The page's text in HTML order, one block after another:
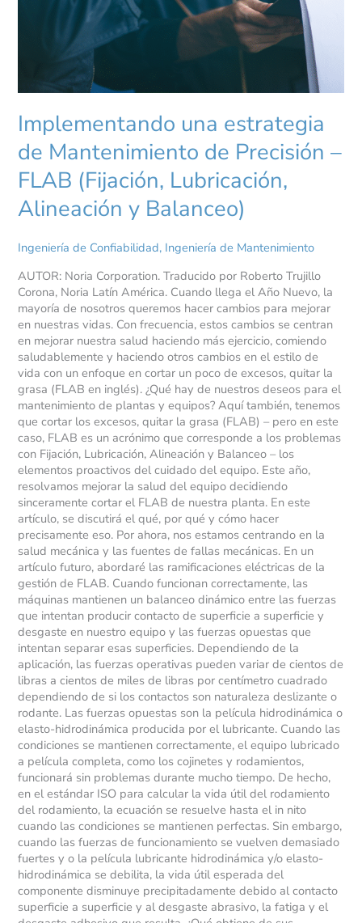
Implementando una estrategia
de Mantenimiento de Precisión –
FLAB (Fijación, Lubricación,
Alineación y Balanceo)
Ingeniería de Confiabilidad, Ingeniería de Mantenimiento
AUTOR: Noria Corporation. Traducido por Roberto Trujillo
Corona, Noria Latín América. Cuando llega el Año Nuevo, la
mayoría de nosotros queremos hacer cambios para mejorar
en nuestras vidas. Con frecuencia, estos cambios se centran
en mejorar nuestra salud haciendo más ejercicio, comiendo
saludablemente y haciendo otros cambios en el estilo de
vida con un enfoque en cortar un poco de excesos, quitar la
grasa (FLAB en inglés). ¿Qué hay de nuestros deseos para el
mantenimiento de plantas y equipos? Aquí también, tenemos
que cortar los excesos, quitar la grasa (FLAB) – pero en este
caso, FLAB es un acrónimo que corresponde a los problemas
con Fijación, Lubricación, Alineación y Balanceo – los
elementos proactivos del cuidado del equipo. Este año,
resolvamos mejorar la salud del equipo decidiendo
sinceramente cortar el FLAB de nuestra planta. En este
artículo, se discutirá el qué, por qué y cómo hacer
precisamente eso. Por ahora, nos estamos centrando en la
salud mecánica y las fuentes de fallas mecánicas. En un
artículo futuro, abordaré las ramificaciones eléctricas de la
gestión de FLAB. Cuando funcionan correctamente, las
máquinas mantienen un balanceo dinámico entre las fuerzas
que intentan producir contacto de superficie a superficie y
desgaste en nuestro equipo y las fuerzas opuestas que
intentan separar esas superficies. Dependiendo de la
aplicación, las fuerzas operativas pueden variar de cientos de
libras a cientos de miles de libras por centímetro cuadrado
dependiendo de si los contactos son naturaleza deslizante o
rodante. Las fuerzas opuestas son la película hidrodinámica o
elasto-hidrodinámica producida por el lubricante. Cuando las
condiciones se mantienen correctamente, el equipo lubricado
a película completa, como los cojinetes y rodamientos,
funcionará sin problemas durante mucho tiempo. De hecho,
en el estándar ISO para calcular la vida útil del rodamiento
del rodamiento, la ecuación se resuelve hasta el in nito
cuando las condiciones se mantienen perfectas. Sin embargo,
cuando las fuerzas de funcionamiento se vuelven demasiado
fuertes y o la película lubricante hidrodinámica y/o elasto-
hidrodinámica se debilita, la vida útil esperada del
componente disminuye precipitadamente debido al contacto
superficie a superficie y al desgaste abrasivo, la fatiga y el